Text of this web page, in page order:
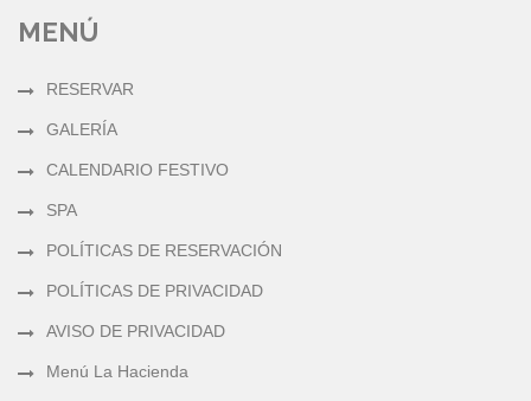
MENÚ
RESERVAR
GALERÍA
CALENDARIO FESTIVO
SPA
POLÍTICAS DE RESERVACIÓN
POLÍTICAS DE PRIVACIDAD
AVISO DE PRIVACIDAD
Menú La Hacienda